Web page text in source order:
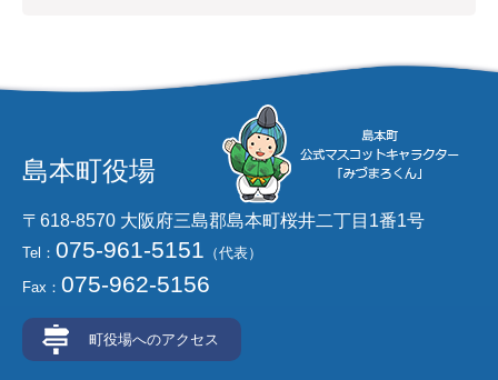
島本町役場
〒618-8570 大阪府三島郡島本町桜井二丁目1番1号
Tel： 075-961-5151 （代表）
Fax： 075-962-5156
町役場へのアクセス